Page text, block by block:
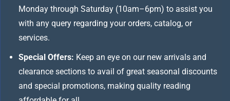
Monday through Saturday (10am–6pm) to assist you
with any query regarding your orders, catalog, or
services.
Special Offers: Keep an eye on our new arrivals and
clearance sections to avail of great seasonal discounts
and special promotions, making quality reading